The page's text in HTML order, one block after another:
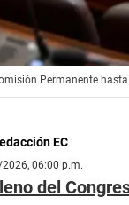
Permanente
EC
06:00 p.m.
del